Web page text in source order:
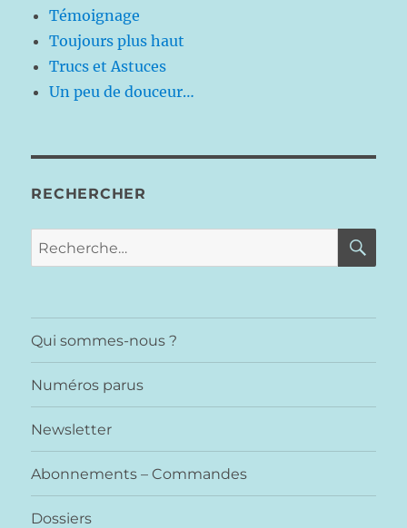
Témoignage
Toujours plus haut
Trucs et Astuces
Un peu de douceur…
RECHERCHER
Recherche
pour :
Qui sommes-nous ?
Numéros parus
Newsletter
Abonnements – Commandes
Dossiers